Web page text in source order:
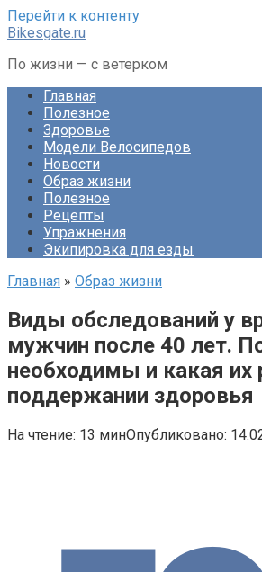
Перейти к контенту
Bikesgate.ru
По жизни — с ветерком
Главная
Полезное
Здоровье
Модели Велосипедов
Новости
Образ жизни
Полезное
Рецепты
Упражнения
Экипировка для езды
Главная » Образ жизни
Виды обследований у
мужчин после 40 лет.
необходимы и какая их
поддержании здоровья
На чтение: 13 минОпубликовано: